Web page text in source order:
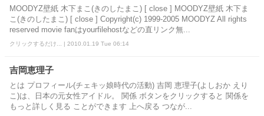
MOODYZ壁紙 木下まこ(きのしたまこ) [ close ] MOODYZ壁紙 木下ま
こ(きのしたまこ) [ close ] Copyright(c) 1999-2005 MOODYZ All rights
reserved movie fanはyourfilehostなどの直リンク無...
クリックするだけ... | 2010.01.19 Tue 06:14
吉岡恵理子
とは プロフィール(チェキッ娘時代の活動) 吉岡 恵理子(よしおか えり
こ)は、日本の元女性アイドル。 関係 ボタンをクリックすると 関係を
もっと詳しく見る ことができます 上へ戻る つなが...